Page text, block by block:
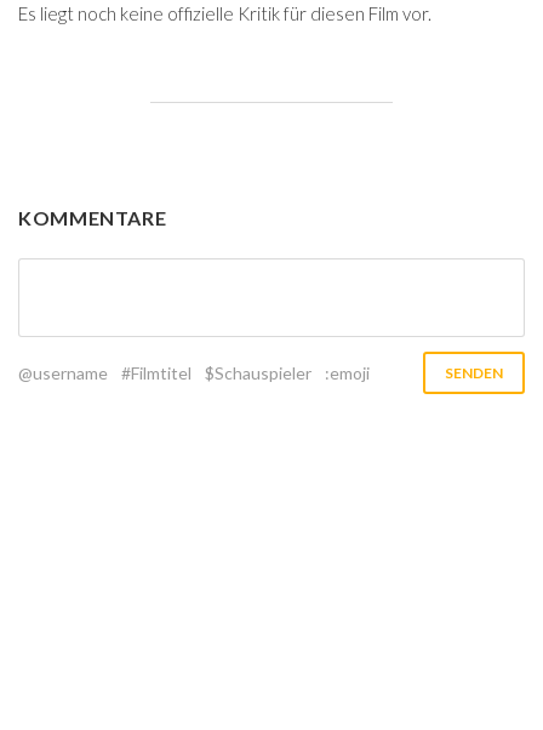
Es liegt noch keine offizielle Kritik für diesen Film vor.
KOMMENTARE
@username #Filmtitel $Schauspieler :emoji